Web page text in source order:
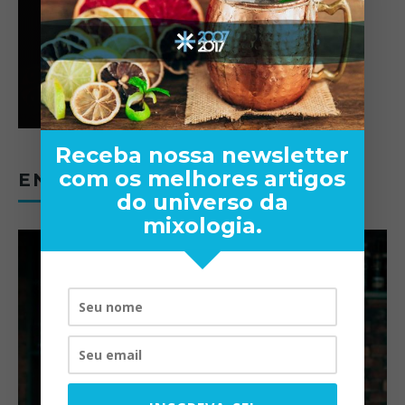
ENTREVISTAS
Receba nossa newsletter
com os melhores artigos
do universo da
mixologia.